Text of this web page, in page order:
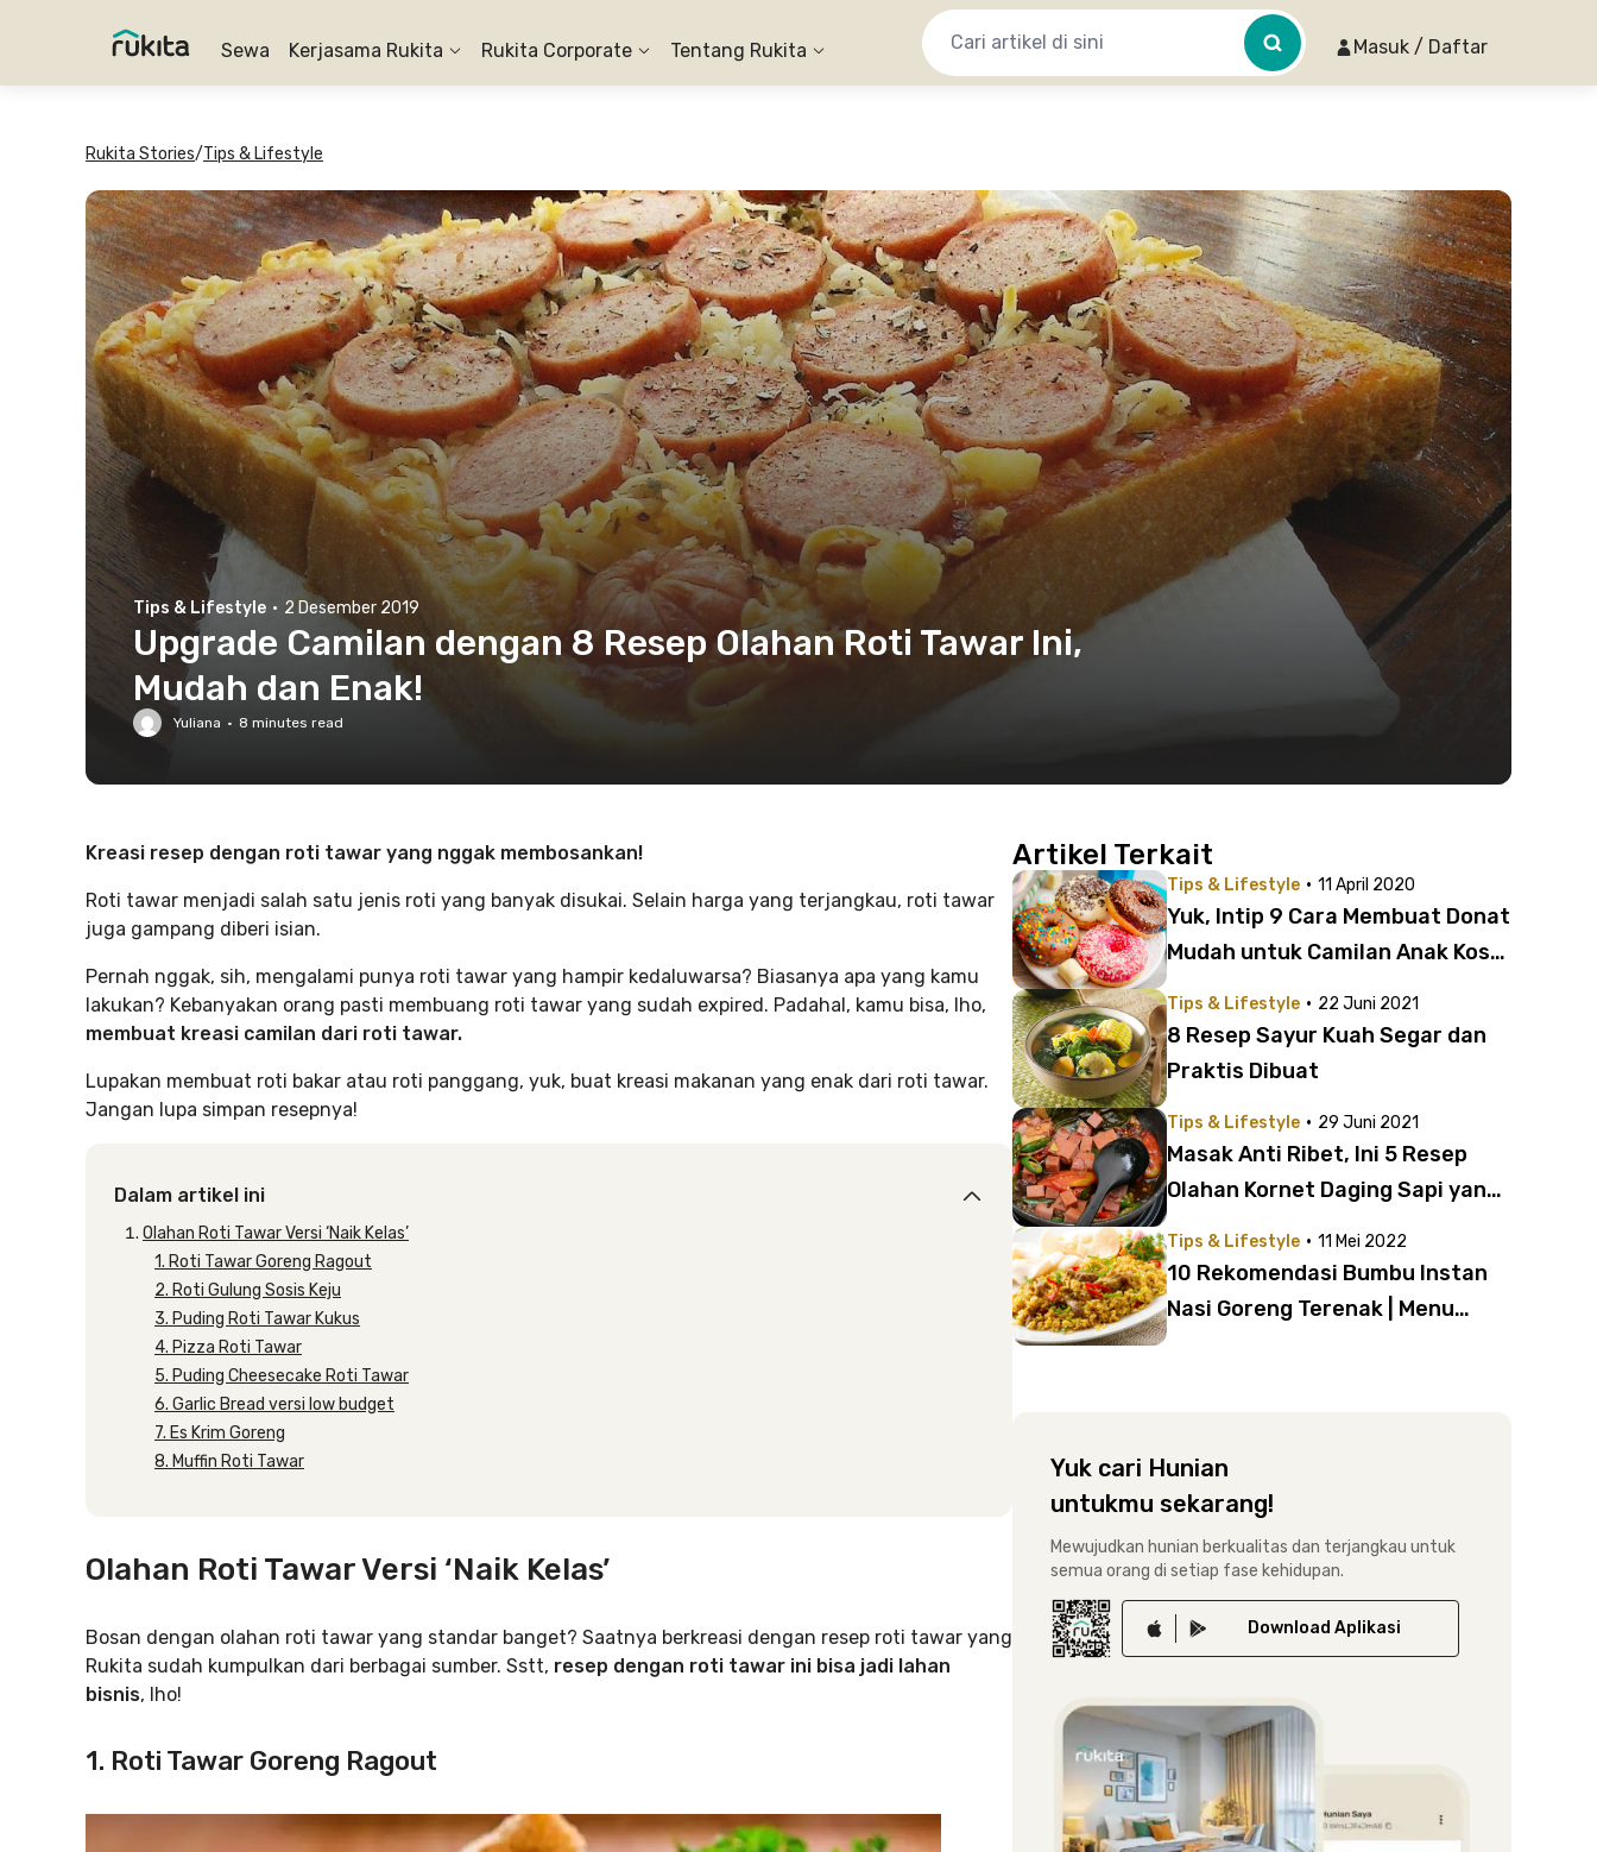
Sewa Kerjasama Rukita Rukita Corporate Tentang Rukita Masuk / Daftar
Rukita Stories/Tips & Lifestyle
Tips & Lifestyle · 2 Desember 2019
Upgrade Camilan dengan 8 Resep Olahan Roti Tawar Ini,
Mudah dan Enak!
Yuliana · 8 minutes read
Kreasi resep dengan roti tawar yang nggak membosankan!
Roti tawar menjadi salah satu jenis roti yang banyak disukai. Selain harga yang terjangkau, roti tawar
juga gampang diberi isian.
Pernah nggak, sih, mengalami punya roti tawar yang hampir kedaluwarsa? Biasanya apa yang kamu
lakukan? Kebanyakan orang pasti membuang roti tawar yang sudah expired. Padahal, kamu bisa, lho,
membuat kreasi camilan dari roti tawar.
Lupakan membuat roti bakar atau roti panggang, yuk, buat kreasi makanan yang enak dari roti tawar.
Jangan lupa simpan resepnya!
Dalam artikel ini
Olahan Roti Tawar Versi ‘Naik Kelas’
1. Roti Tawar Goreng Ragout
2. Roti Gulung Sosis Keju
3. Puding Roti Tawar Kukus
4. Pizza Roti Tawar
5. Puding Cheesecake Roti Tawar
6. Garlic Bread versi low budget
7. Es Krim Goreng
8. Muffin Roti Tawar
Olahan Roti Tawar Versi ‘Naik Kelas’
Bosan dengan olahan roti tawar yang standar banget? Saatnya berkreasi dengan resep roti tawar yang
Rukita sudah kumpulkan dari berbagai sumber. Sstt, resep dengan roti tawar ini bisa jadi lahan
bisnis, lho!
1. Roti Tawar Goreng Ragout
Artikel Terkait
Tips & Lifestyle · 11 April 2020
Yuk, Intip 9 Cara Membuat Donat
Mudah untuk Camilan Anak Kost |
Tips & Lifestyle · 22 Juni 2021
8 Resep Sayur Kuah Segar dan
Praktis Dibuat
Tips & Lifestyle · 29 Juni 2021
Masak Anti Ribet, Ini 5 Resep
Olahan Kornet Daging Sapi yang
Tips & Lifestyle · 11 Mei 2022
10 Rekomendasi Bumbu Instan
Nasi Goreng Terenak | Menu
Yuk cari Hunian
untukmu sekarang!
Mewujudkan hunian berkualitas dan terjangkau untuk
semua orang di setiap fase kehidupan.
Download Aplikasi